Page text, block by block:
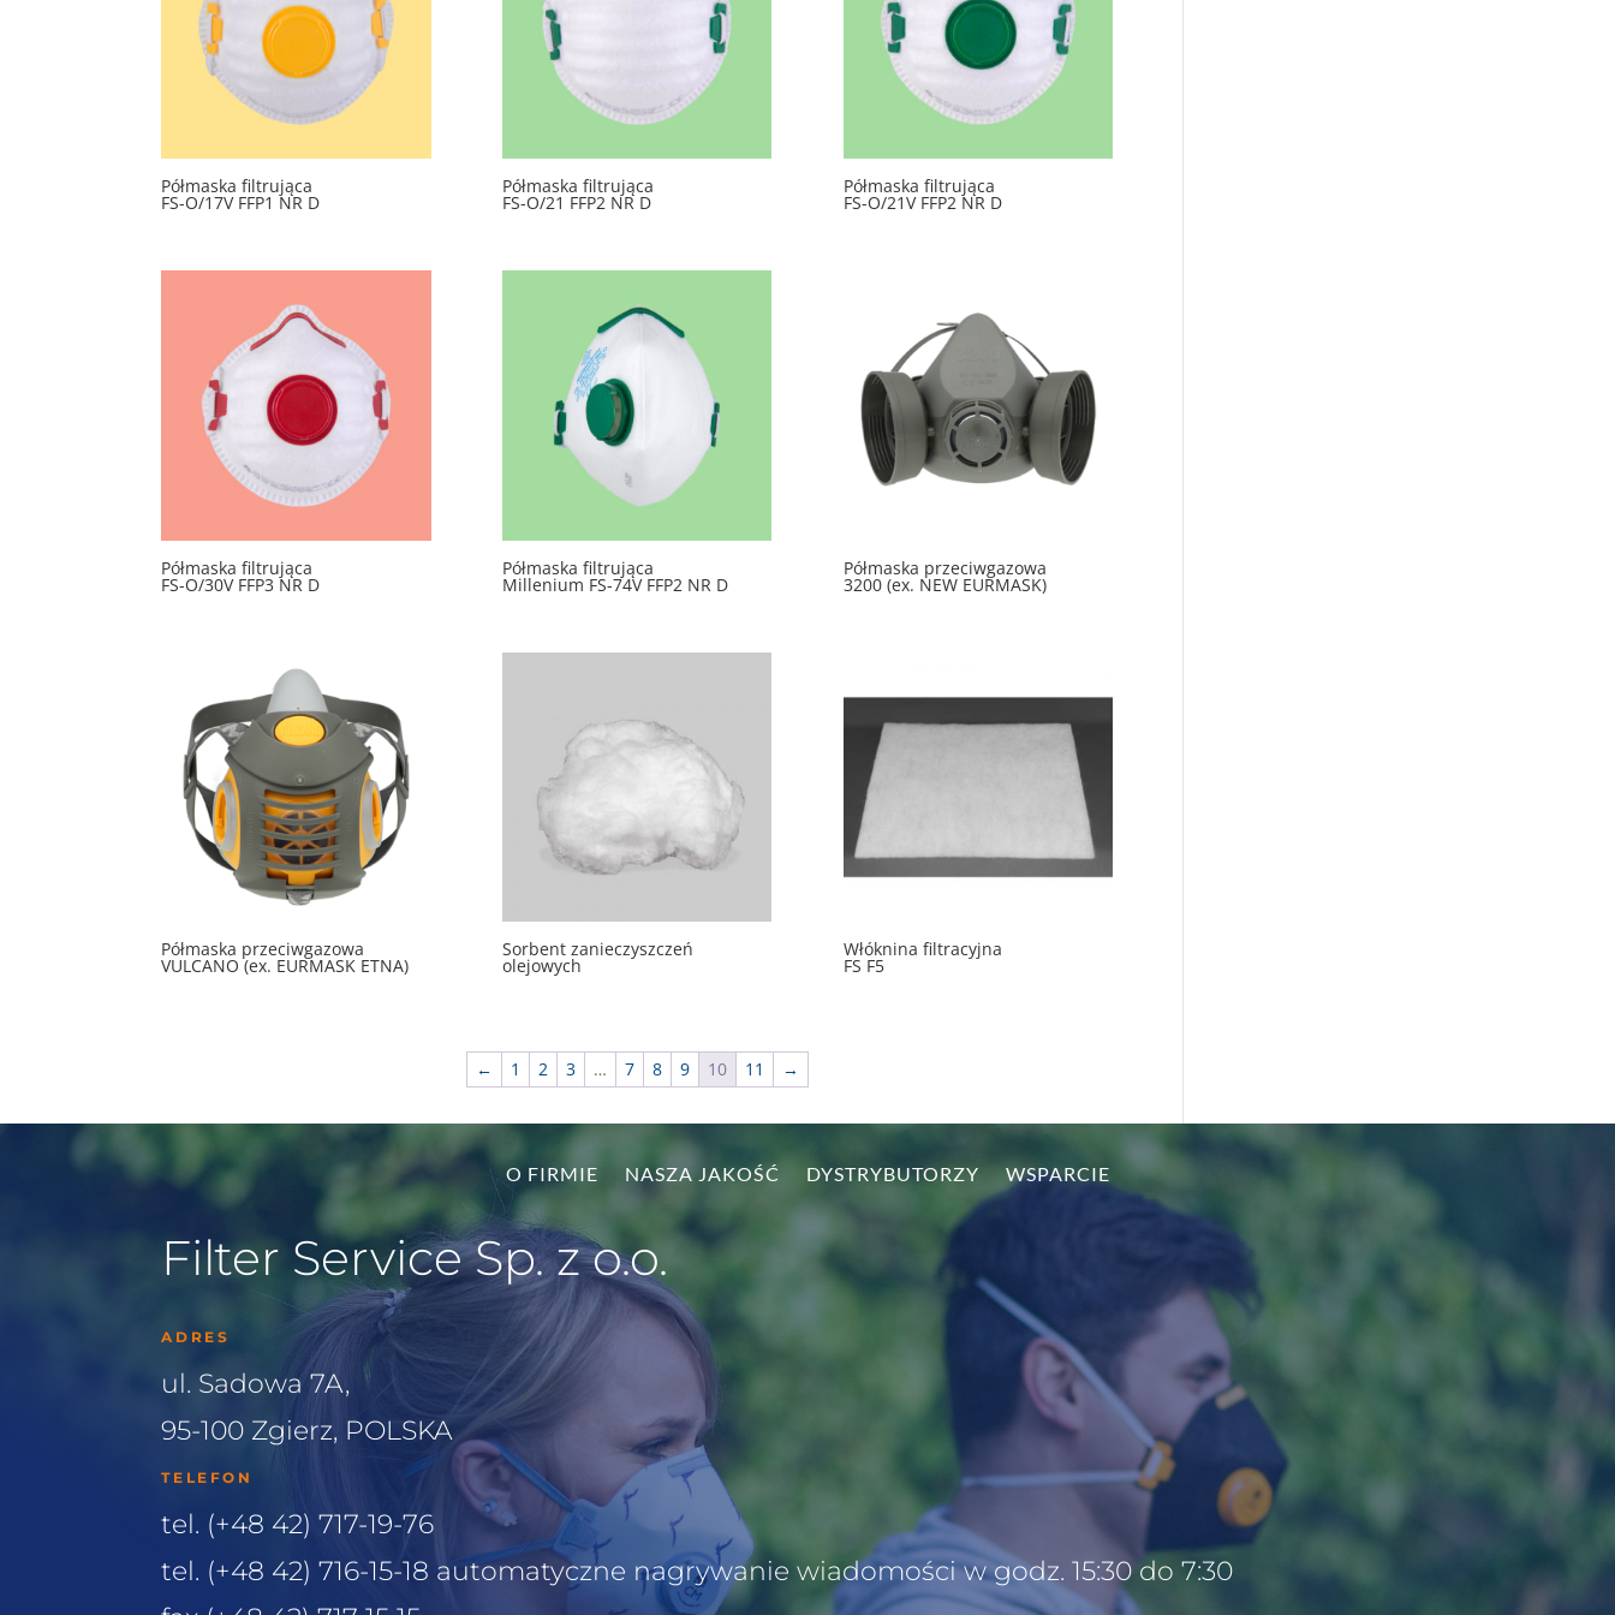
Półmaska filtrująca
FS-O/17V FFP1 NR D
Półmaska filtrująca
FS-O/21 FFP2 NR D
Półmaska filtrująca
FS-O/21V FFP2 NR D
Półmaska filtrująca
FS-O/30V FFP3 NR D
Półmaska filtrująca
Millenium FS-74V FFP2 NR D
Półmaska przeciwgazowa
3200 (ex. NEW EURMASK)
Półmaska przeciwgazowa
VULCANO (ex. EURMASK ETNA)
Sorbent zanieczyszczeń
olejowych
Włóknina filtracyjna
FS F5
← 1 2 3 … 7 8 9 10 11 →
O FIRMIE NASZA JAKOŚĆ DYSTRYBUTORZY WSPARCIE
Filter Service Sp. z o.o.
ADRES
ul. Sadowa 7A,
95-100 Zgierz, POLSKA
TELEFON
tel. (+48 42) 717-19-76
tel. (+48 42) 716-15-18 automatyczne nagrywanie wiadomości w godz. 15:30 do 7:30